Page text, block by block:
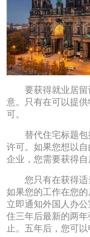
要获得就业居留
意。只有在可以提
可。
替代住宅标题包
许可。如果您想以
企业，您需要获得自
您只有在获得适
如果您的工作在您
立即通知外国人办
住三年后最新的两
止。五年后，您可以